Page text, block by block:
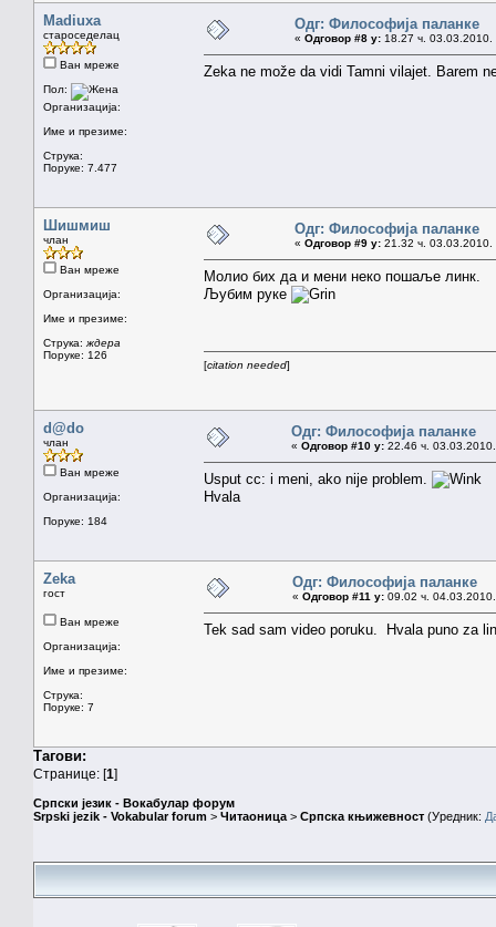
Madiuxa
староседелац
Ван мреже
Пол:
Организација:
Име и презиме:
Струка:
Поруке: 7.477
Одг: Философија паланке
« Одговор #8 у: 18.27 ч. 03.03.2010.
Zeka ne može da vidi Tamni vilajet. Barem
Шишмиш
члан
Ван мреже
Организација:
Име и презиме:
Струка: ждера
Поруке: 126
Одг: Философија паланке
« Одговор #9 у: 21.32 ч. 03.03.2010.
Молио бих да и мени неко пошаље линк.
Љубим руке
[citation needed]
d@do
члан
Ван мреже
Организација:
Поруке: 184
Одг: Философија паланке
« Одговор #10 у: 22.46 ч.
Usput cc: i meni, ako nije problem.
Hvala
Zeka
гост
Ван мреже
Организација:
Име и презиме:
Струка:
Поруке: 7
Одг: Философија паланке
« Одговор #11 у: 09.02 ч.
Tek sad sam video poruku. Hvala puno za
Тагови:
Странице: [1]
Српски језик - Вокабулар форум
Srpski jezik - Vokabular forum > Читаоница > Српска књижевност (Уредник: